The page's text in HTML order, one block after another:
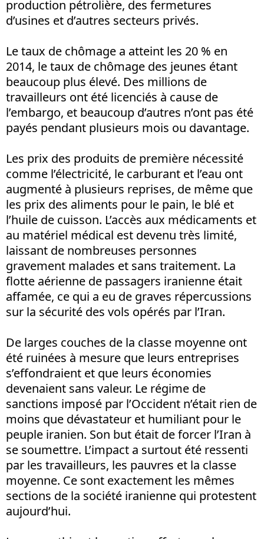
production pétrolière, des fermetures
d’usines et d’autres secteurs privés.
Le taux de chômage a atteint les 20 % en
2014, le taux de chômage des jeunes étant
beaucoup plus élevé. Des millions de
travailleurs ont été licenciés à cause de
l’embargo, et beaucoup d’autres n’ont pas été
payés pendant plusieurs mois ou davantage.
Les prix des produits de première nécessité
comme l’électricité, le carburant et l’eau ont
augmenté à plusieurs reprises, de même que
les prix des aliments pour le pain, le blé et
l’huile de cuisson. L’accès aux médicaments et
au matériel médical est devenu très limité,
laissant de nombreuses personnes
gravement malades et sans traitement. La
flotte aérienne de passagers iranienne était
affamée, ce qui a eu de graves répercussions
sur la sécurité des vols opérés par l’Iran.
De larges couches de la classe moyenne ont
été ruinées à mesure que leurs entreprises
s’effondraient et que leurs économies
devenaient sans valeur. Le régime de
sanctions imposé par l’Occident n’était rien de
moins que dévastateur et humiliant pour le
peuple iranien. Son but était de forcer l’Iran à
se soumettre. L’impact a surtout été ressenti
par les travailleurs, les pauvres et la classe
moyenne. Ce sont exactement les mêmes
sections de la société iranienne qui protestent
aujourd’hui.